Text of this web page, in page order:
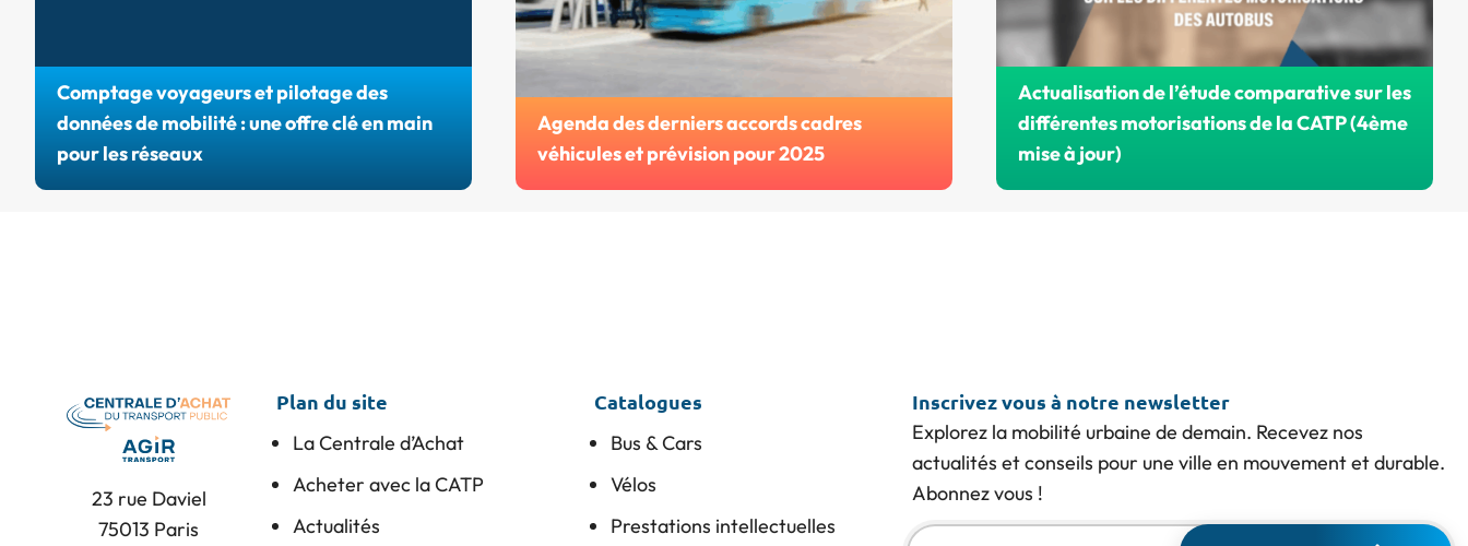
Comptage voyageurs et pilotage des
données de mobilité : une offre clé en main
pour les réseaux
Agenda des derniers accords cadres
véhicules et prévision pour 2025
Actualisation de l’étude comparative sur les
différentes motorisations de la CATP (4ème
mise à jour)
AGIR Transport demande un moratoire sur
23 rue Daviel
75013 Paris
Plan du site
La Centrale d’Achat
Acheter avec la CATP
Actualités
Catalogues
Bus & Cars
Vélos
Prestations intellectuelles
Inscrivez vous à notre newsletter
Explorez la mobilité urbaine de demain. Recevez nos
actualités et conseils pour une ville en mouvement et durable.
Abonnez vous !